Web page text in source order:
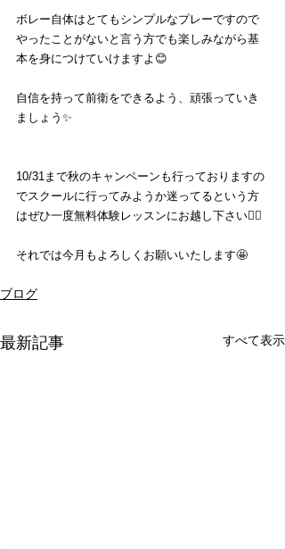
ボレー自体はとてもシンプルなプレーですので
やったことがないと言う方でも楽しみながら基
本を身につけていけますよ😊
自信を持って前衛をできるよう、頑張っていき
ましょう✨
10/31まで秋のキャンペーンも行っておりますの
でスクールに行ってみようか迷ってるという方
はぜひ一度無料体験レッスンにお越し下さい🙆‍♂️
それでは今月もよろしくお願いいたします🤩
ブログ
最新記事 すべて表示